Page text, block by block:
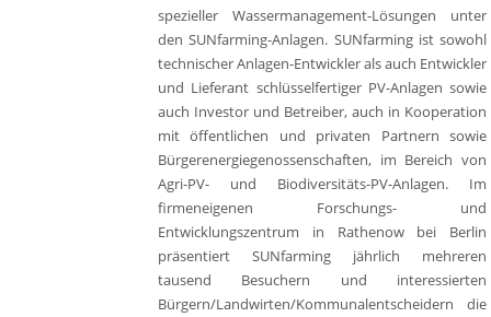
spezieller Wassermanagement-Lösungen unter
den SUNfarming-Anlagen. SUNfarming ist sowohl
technischer Anlagen-Entwickler als auch Entwickler
und Lieferant schlüsselfertiger PV-Anlagen sowie
auch Investor und Betreiber, auch in Kooperation
mit öffentlichen und privaten Partnern sowie
Bürgerenergiegenossenschaften, im Bereich von
Agri-PV- und Biodiversitäts-PV-Anlagen. Im
firmeneigenen Forschungs- und
Entwicklungszentrum in Rathenow bei Berlin
präsentiert SUNfarming jährlich mehreren
tausend Besuchern und interessierten
Bürgern/Landwirten/Kommunalentscheidern die